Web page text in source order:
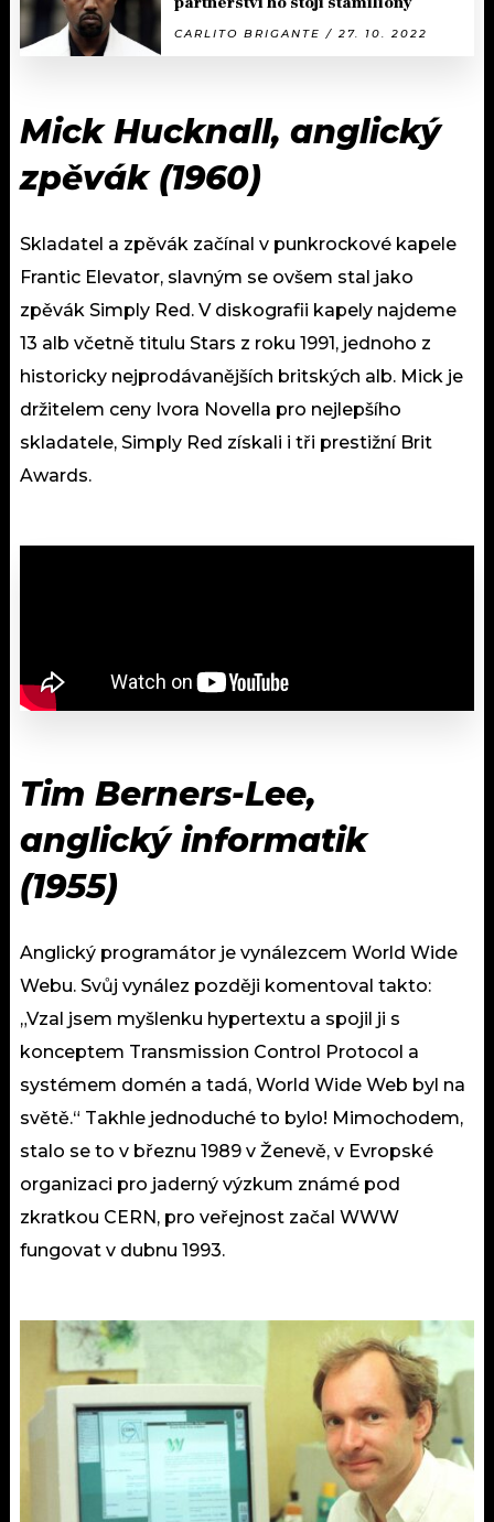
CARLITO BRIGANTE / 27. 10. 2022
Mick Hucknall, anglický
zpěvák (1960)
Skladatel a zpěvák začínal v punkrockové kapele
Frantic Elevator, slavným se ovšem stal jako
zpěvák Simply Red. V diskografii kapely najdeme
13 alb včetně titulu Stars z roku 1991, jednoho z
historicky nejprodávanějších britských alb. Mick je
držitelem ceny Ivora Novella pro nejlepšího
skladatele, Simply Red získali i tři prestižní Brit
Awards.
Tim Berners-Lee,
anglický informatik
(1955)
Anglický programátor je vynálezcem World Wide
Webu. Svůj vynález později komentoval takto:
„Vzal jsem myšlenku hypertextu a spojil ji s
konceptem Transmission Control Protocol a
systémem domén a tadá, World Wide Web byl na
světě.“ Takhle jednoduché to bylo! Mimochodem,
stalo se to v březnu 1989 v Ženevě, v Evropské
organizaci pro jaderný výzkum známé pod
zkratkou CERN, pro veřejnost začal WWW
fungovat v dubnu 1993.